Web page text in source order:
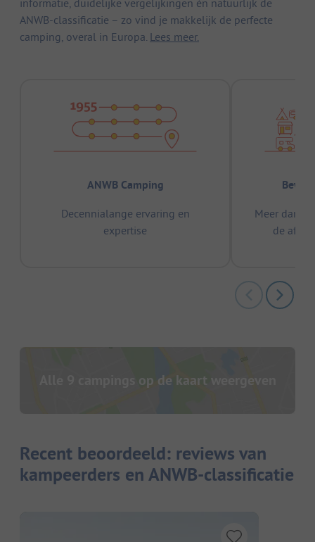
ANWB-classificatie – zo vind je makkelijk de perfecte
camping, overal in Europa. Lees meer.
ANWB Camping
Decennialange ervaring en
expertise
Meer dan
de
Alle 9 campings op de kaart weergeven
Recent beoordeeld: reviews van
kampeerders en ANWB-classificatie